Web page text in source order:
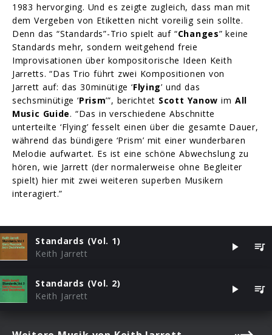
1983 hervorging. Und es zeigte zugleich, dass man mit
dem Vergeben von Etiketten nicht voreilig sein sollte.
Denn das “Standards”-Trio spielt auf “Changes” keine
Standards mehr, sondern weitgehend freie
Improvisationen über kompositorische Ideen Keith
Jarretts. “Das Trio führt zwei Kompositionen von
Jarrett auf: das 30minütige ‘Flying’ und das
sechsminütige ‘Prism’”, berichtet Scott Yanow im All
Music Guide. “Das in verschiedene Abschnitte
unterteilte ‘Flying’ fesselt einen über die gesamte Dauer,
während das bündigere ‘Prism’ mit einer wunderbaren
Melodie aufwartet. Es ist eine schöne Abwechslung zu
hören, wie Jarrett (der normalerweise ohne Begleiter
spielt) hier mit zwei weiteren superben Musikern
interagiert.”
Standards (Vol. 1)
Keith Jarrett
Standards (Vol. 2)
Keith Jarrett